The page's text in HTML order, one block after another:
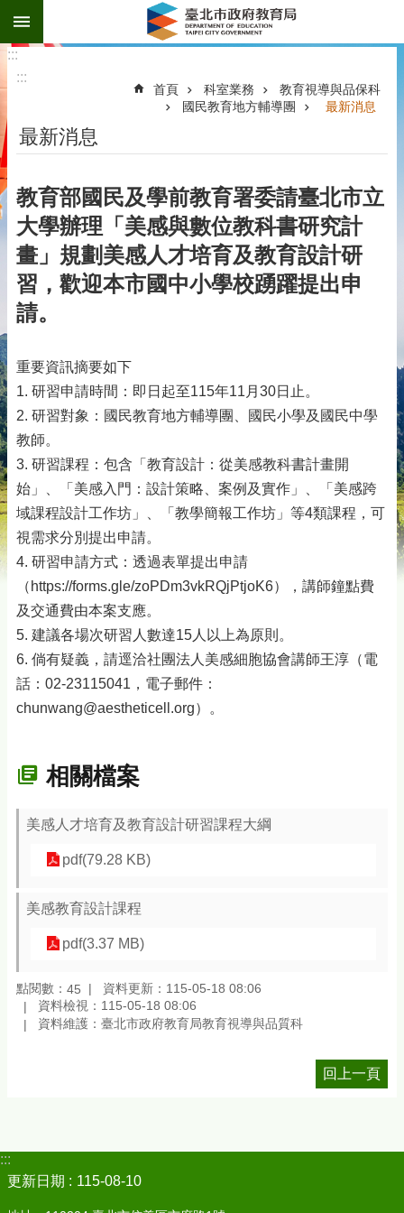
跳到主要內容區塊
:::
:::
首頁 科室業務
教育視導與品保科
國民教育地方輔導團
最新消息
最新消息
教育部國民及學前教育署委請臺北市立
大學辦理「美感與數位教科書研究計
畫」規劃美感人才培育及教育設計研
習，歡迎本市國中小學校踴躍提出申
請。
重要資訊摘要如下
1. 研習申請時間：即日起至115年11月30日止。
2. 研習對象：國民教育地方輔導團、國民小學及國民中學
教師。
3. 研習課程：包含「教育設計：從美感教科書計畫開
始」、「美感入門：設計策略、案例及實作」、「美感跨
域課程設計工作坊」、「教學簡報工作坊」等4類課程，可
視需求分別提出申請。
4. 研習申請方式：透過表單提出申請
（https://forms.gle/zoPDm3vkRQjPtjoK6），講師鐘點費
及交通費由本案支應。
5. 建議各場次研習人數達15人以上為原則。
6. 倘有疑義，請逕洽社團法人美感細胞協會講師王淳（電
話：02-23115041，電子郵件：
chunwang@aestheticell.org）。
相關檔案
美感人才培育及教育設計研習課程大綱
pdf(79.28 KB)
美感教育設計課程
pdf(3.37 MB)
點閱數： 45
資料更新：115-05-18 08:06
資料檢視：115-05-18 08:06
資料維護：臺北市政府教育局教育視導與品質科
回上一頁
:::
更新日期
115-08-10